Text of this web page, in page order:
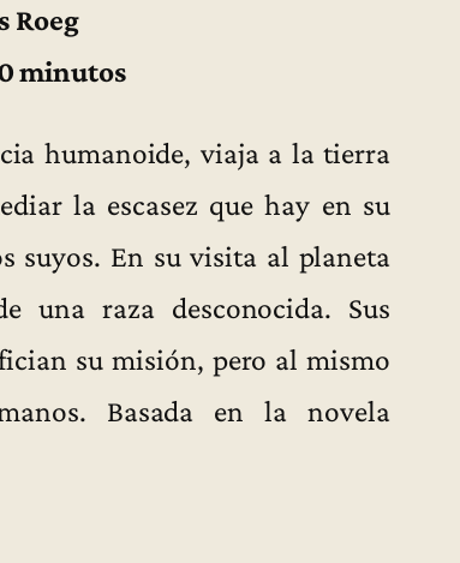
Roeg
minutos
humanoide, viaja a la tierra
la escasez que hay en su
suyos. En su visita al planeta
una raza desconocida. Sus
su misión, pero al mismo
Basada en la novela